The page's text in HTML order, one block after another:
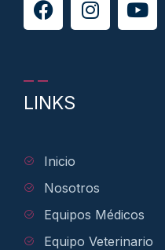
LINKS
Inicio
Nosotros
Equipos Médicos
Equipo Veterinario